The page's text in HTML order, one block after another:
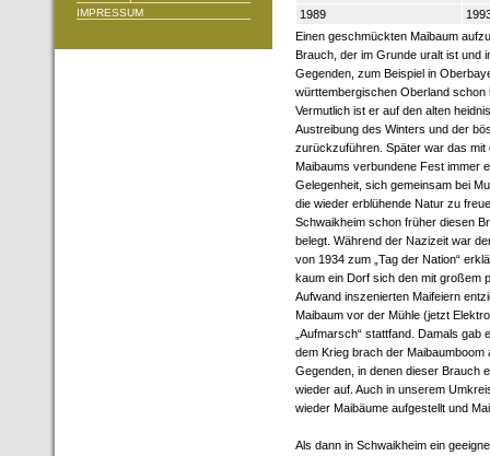
IMPRESSUM
1989
Einen geschmückten Maibaum
Brauch, der im Grunde uralt ist und
Gegenden, zum Beispiel in
württembergischen Oberland schon
Vermutlich ist er auf den alten
Austreibung des Winters und der
zurückzuführen. Später war das mit
Maibaums verbundene Fest immer
Gelegenheit, sich gemeinsam bei
die wieder erblühende Natur zu
Schwaikheim schon früher diesen
belegt. Während der Nazizeit war
von 1934 zum „Tag der Nation“
kaum ein Dorf sich den mit großem
Aufwand inszenierten Maifeiern
Maibaum vor der Mühle (jetzt
„Aufmarsch“ stattfand. Damals
dem Krieg brach der
Gegenden, in denen dieser Brauch
wieder auf. Auch in unserem
wieder Maibäume aufgestellt und
Als dann in Schwaikheim ein